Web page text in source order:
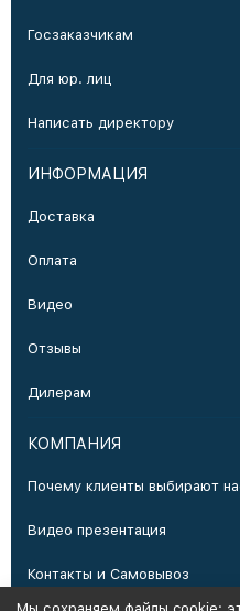
Госзаказчикам
Для юр. лиц
Написать директору
ИНФОРМАЦИЯ
Доставка
Оплата
Видео
Отзывы
Дилерам
КОМПАНИЯ
Почему клиенты выбирают
Видео презентация
Контакты и Самовывоз